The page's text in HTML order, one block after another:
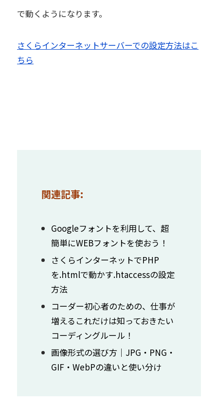
で動くようになります。
さくらインターネットサーバーでの設定方法はこ
ちら
関連記事:
Googleフォントを利用して、超
簡単にWEBフォントを使おう！
さくらインターネットでPHP
を.htmlで動かす.htaccessの設定
方法
コーダー初心者のための、仕事が
増えるこれだけは知っておきたい
コーディングルール！
画像形式の選び方｜JPG・PNG・
GIF・WebPの違いと使い分け